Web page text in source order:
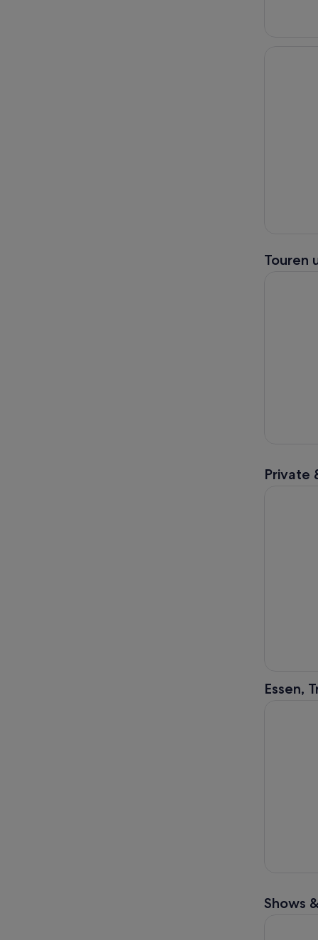
Touren
Private
Essen,
Shows